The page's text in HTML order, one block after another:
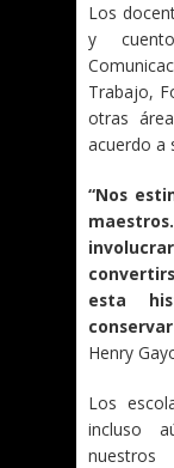
Los
y
Trabajo,
otras
acuerdo a
“Nos
esta
Henry
Los
incluso